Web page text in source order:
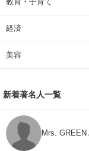
経済
美容
新着著名人一覧
Mrs. GREEN